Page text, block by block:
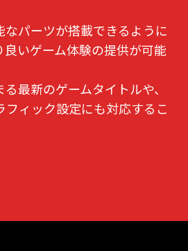
なパーツが搭載できるように
良いゲーム体験の提供が可能
最新のゲームタイトルや、
フィック設定にも対応するこ